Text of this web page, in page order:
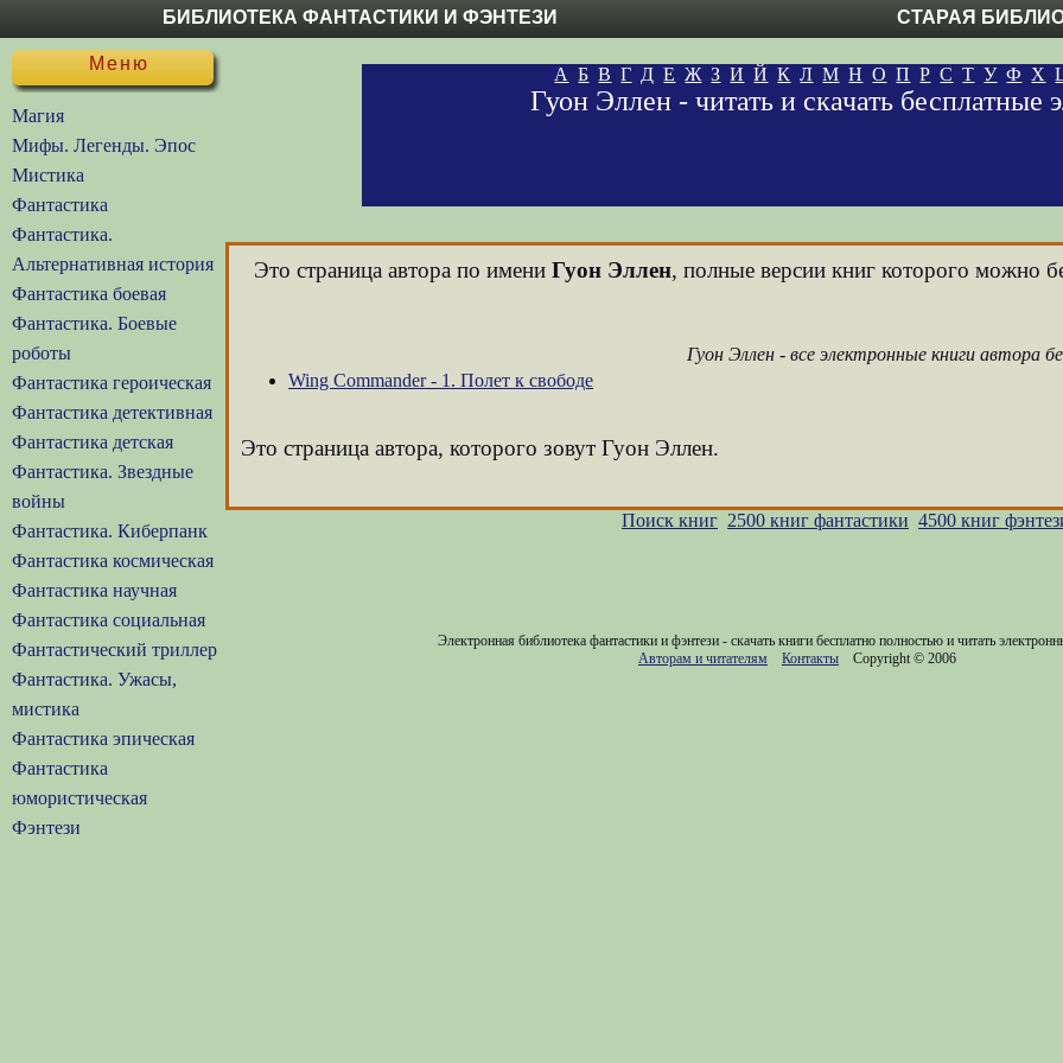
БИБЛИОТЕКА ФАНТАСТИКИ И ФЭНТЕЗИ СТАРАЯ
Меню
Магия
Мифы. Легенды. Эпос
Мистика
Фантастика
Фантастика.
Альтернативная история
Фантастика боевая
Фантастика. Боевые
роботы
Фантастика героическая
Фантастика детективная
Фантастика детская
Фантастика. Звездные
войны
Фантастика. Киберпанк
Фантастика космическая
Фантастика научная
Фантастика социальная
Фантастический триллер
Фантастика. Ужасы,
мистика
Фантастика эпическая
Фантастика
юмористическая
Фэнтези
А Б В Г Д Е Ж З И Й К Л М Н О П Р С Т У Ф Х
Гуон Эллен - читать и скачать бесплатные
Это страница автора по имени Гуон Эллен, полные версии книг которого можно
Гуон Эллен - все электронные книги автора
Wing Commander - 1. Полет к свободе
Это страница автора, которого зовут Гуон Эллен.
Поиск книг 2500 книг фантастики 4500 книг
Электронная библиотека фантастики и фэнтези - скачать книги бесплатно полностью и читать
Авторам и читателям
Контакты Copyright © 2006